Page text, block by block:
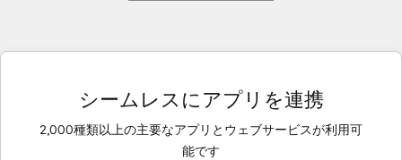
シームレスにアプリを連携
2,000種類以上の主要なアプリとウェブサービスが利用可
能です